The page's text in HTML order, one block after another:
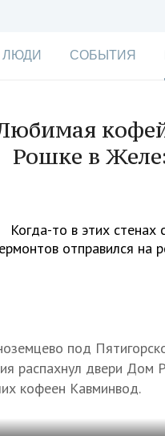
ЛЮДИ СОБЫТИЯ
Рошке в
Когда-то в этих
отправился на
под
распахнул двери Дом
кофеен Кавминвод.